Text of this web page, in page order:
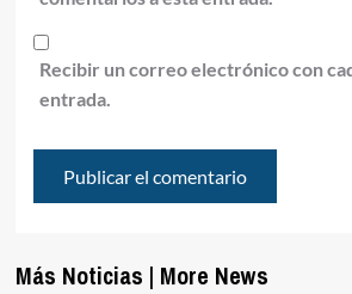
Recibir un correo electrónico con
entrada.
Más Noticias | More News